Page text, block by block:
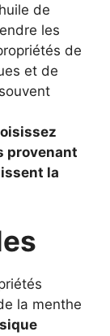
de
les
de
et de
provenant
la
la menthe